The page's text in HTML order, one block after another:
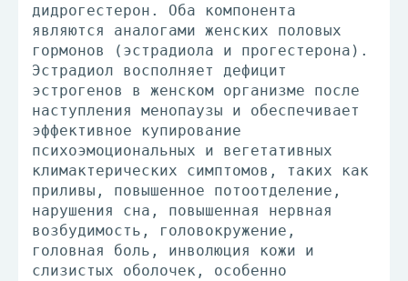
дидрогестерон. Оба компонента
являются аналогами женских половых
гормонов (эстрадиола и прогестерона).
Эстрадиол восполняет дефицит
эстрогенов в женском организме после
наступления менопаузы и обеспечивает
эффективное купирование
психоэмоциональных и вегетативных
климактерических симптомов, таких как
приливы, повышенное потоотделение,
нарушения сна, повышенная нервная
возбудимость, головокружение,
головная боль, инволюция кожи и
слизистых оболочек, особенно